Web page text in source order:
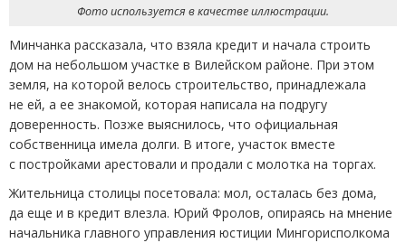
Фото используется в качестве иллюстрации.
Минчанка рассказала, что взяла кредит и начала строить
дом на небольшом участке в Вилейском районе. При этом
земля, на которой велось строительство, принадлежала
не ей, а ее знакомой, которая написала на подругу
доверенность. Позже выяснилось, что официальная
собственница имела долги. В итоге, участок вместе
с постройками арестовали и продали с молотка на торгах.
Жительница столицы посетовала: мол, осталась без дома,
да еще и в кредит влезла. Юрий Фролов, опираясь на мнение
начальника главного управления юстиции Мингорисполкома